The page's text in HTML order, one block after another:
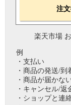
注
楽天市場
例
・支払い
・商品の発送/到
・商品が届かな
・キャンセル/返
・ショップと連